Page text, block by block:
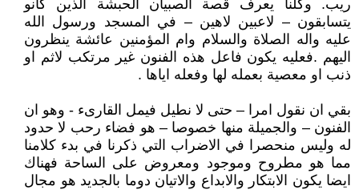
ريب. وكلنا يعرف قصة الصبيان الحبشة الذين كانو
يتسابقون – لاعبين لاهين – في المسجد ورسول الله
عليه واله الصلاة والسلام وام المؤمنين عائشة ينظرون
اليهم .فعليه يكون فاعل هذه الفنون غير مرتكب لاثم او
ذنب او معصية بعمله لها وفعله اياها .
بقي ان نقول امرا – حتى لا نطيل فيمل القارىء - وهو ان
الفنون – والجميلة منها خصوصا – هو فضاء رحب لا حدود
له وليس منحصرا في الاضراب التي ذكرنا في بدء كلامنا
مما هو مطروح وموجود ومعروض على الساحة فهناك
ايضا يكون الابتكار والابداع والاتيان دوما بالجديد هو مجال